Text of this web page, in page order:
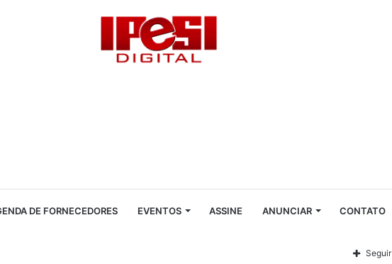
DE FORNECEDORES EVENTOS ASSINE ANUNCIAR CONTATO
Seguir